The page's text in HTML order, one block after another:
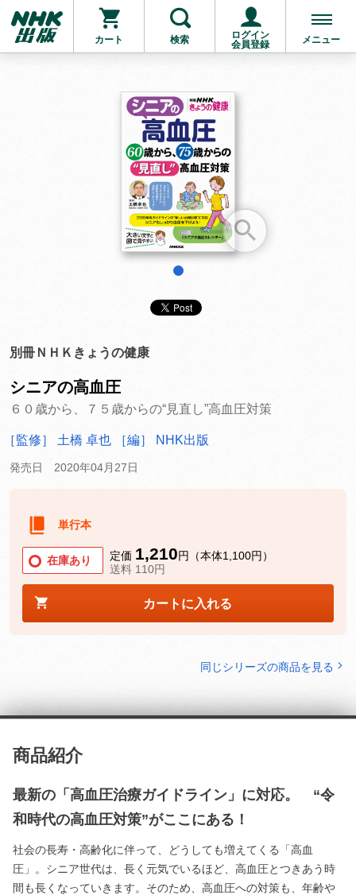
カート 検索
ログイン
会員登録
メニュー
お支払いに進む
他にも商品を買う
別冊ＮＨＫきょうの健康
シニアの高血圧
６０歳から、７５歳からの“見直し”高血圧対策
［監修］ 土橋 卓也 ［編］ NHK出版
発売日 2020年04月27日
単行本
在庫あり 定価 1,210円（本体1,100円）
送料 110円
カートに入れる
同じシリーズの商品を見る
商品紹介
最新の「高血圧治療ガイドライン」に対応。 “令
和時代の高血圧対策”がここにある！
社会の長寿・高齢化に伴って、どうしても増えてくる「高血
圧」。シニア世代は、長く元気でいるほど、高血圧とつきあう時
間も長くなっていきます。そのため、高血圧への対策も、年齢や